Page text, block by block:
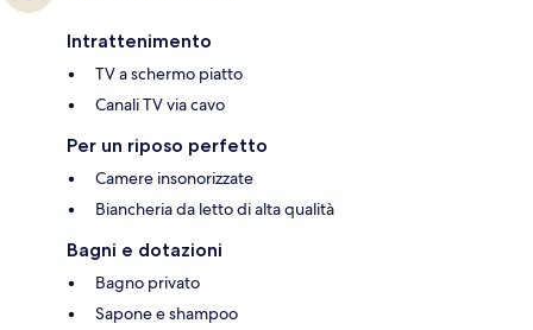
Intrattenimento
TV a schermo piatto
Canali TV via cavo
Per un riposo perfetto
Camere insonorizzate
Biancheria da letto di alta qualità
Bagni e dotazioni
Bagno privato
Sapone e shampoo